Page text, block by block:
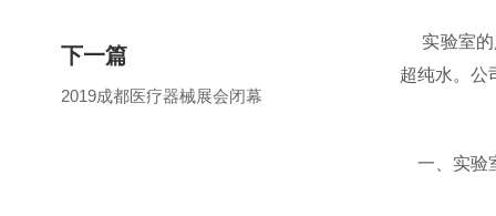
实验室的
超纯水。公
一、实验
下一篇
2019成都医疗器械展会闭幕